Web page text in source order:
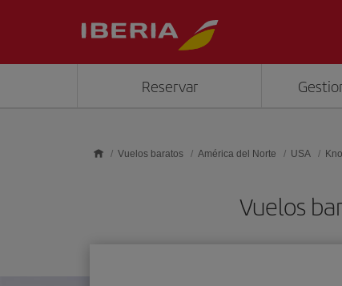
Reservar
Vuelos baratos América del Norte USA
Vuelos